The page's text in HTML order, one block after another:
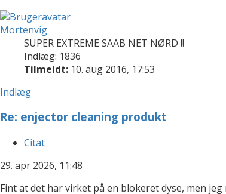
Mortenvig
SUPER EXTREME SAAB NET NØRD !!
Indlæg: 1836
Tilmeldt: 10. aug 2016, 17:53
Indlæg
Re: enjector cleaning produkt
Citat
29. apr 2026, 11:48
Fint at det har virket på en blokeret dyse, men